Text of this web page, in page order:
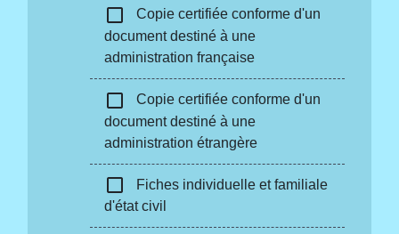
check_box_outline_blank
Copie certifiée conforme d'un
document destiné à une
administration française
check_box_outline_blank
Copie certifiée conforme d'un
document destiné à une
administration étrangère
check_box_outline_blank
Fiches individuelle et familiale
d'état civil